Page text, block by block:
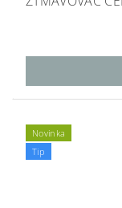
Novinka
Tip